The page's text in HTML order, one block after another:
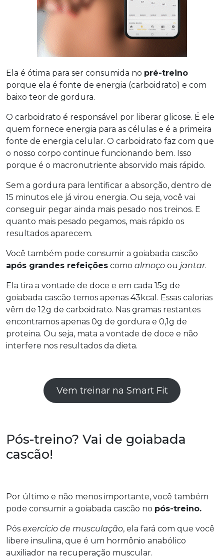
Ela é ótima para ser consumida no pré-treino
porque ela é fonte de energia (carboidrato) e com
baixo teor de gordura.
O carboidrato é responsável por liberar glicose. É ele
quem fornece energia para as células e é a primeira
fonte de energia celular. O carboidrato faz com que
o nosso corpo continue funcionando bem. Isso
porque é o macronutriente absorvido mais rápido.
Sem a gordura para lentificar a absorção, dentro de
15 minutos ele já virou energia. Ou seja, você vai
conseguir pegar ainda mais pesado nos treinos. E
quanto mais pesado pegamos, mais rápido os
resultados aparecem.
Você também pode consumir a goiabada cascão
após grandes refeições como almoço ou jantar.
Ela tira a vontade de doce e em cada 15g de
goiabada cascão temos apenas 43kcal. Essas calorias
vêm de 12g de carboidrato. Nas gramas restantes
encontramos apenas 0g de gordura e 0,1g de
proteina. Ou seja, mata a vontade de doce e não
interfere nos resultados da dieta.
Vem treinar na Smart Fit
Pós-treino? Vai de goiabada
cascão!
Por último e não menos importante, você também
pode consumir a goiabada cascão no pós-treino.
Pós exercício de musculação, ela fará com que você
libere insulina, que é um hormônio anabólico
auxiliador na recuperação muscular.